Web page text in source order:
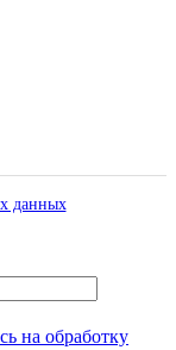
данных
на обработку